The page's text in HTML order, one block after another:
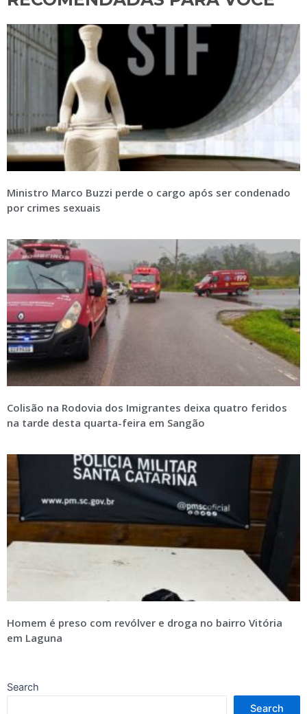
Ministro Marco Buzzi perde o cargo após ser condenado
por crimes sexuais
Colisão na Rodovia dos Imigrantes deixa quatro feridos
na tarde desta quarta-feira em Sangão
Homem é preso com revólver e droga no bairro Vitória
em Laguna
Search
Search